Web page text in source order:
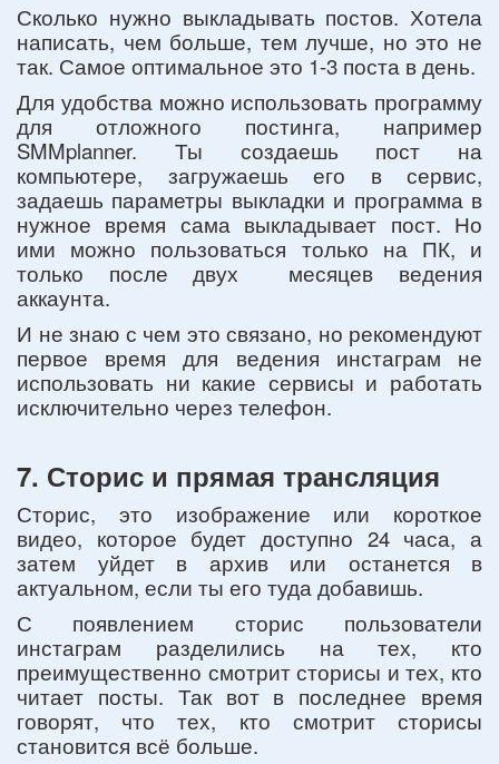
Сколько нужно выкладывать постов. Хотела
написать, чем больше, тем лучше, но это не
так. Самое оптимальное это 1-3 поста в день.
Для удобства можно использовать программу
для отложного постинга, например
SMMplanner. Ты создаешь пост на
компьютере, загружаешь его в сервис,
задаешь параметры выкладки и программа в
нужное время сама выкладывает пост. Но
ими можно пользоваться только на ПК, и
только после двух месяцев ведения
аккаунта.
И не знаю с чем это связано, но рекомендуют
первое время для ведения инстаграм не
использовать ни какие сервисы и работать
исключительно через телефон.
7. Сторис и прямая трансляция
Сторис, это изображение или короткое
видео, которое будет доступно 24 часа, а
затем уйдет в архив или останется в
актуальном, если ты его туда добавишь.
С появлением сторис пользователи
инстаграм разделились на тех, кто
преимущественно смотрит сторисы и тех, кто
читает посты. Так вот в последнее время
говорят, что тех, кто смотрит сторисы
становится всё больше.